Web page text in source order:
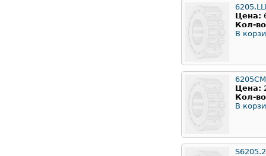
Цена:
Кол-
В
6205CM
Цена:
Кол-
В